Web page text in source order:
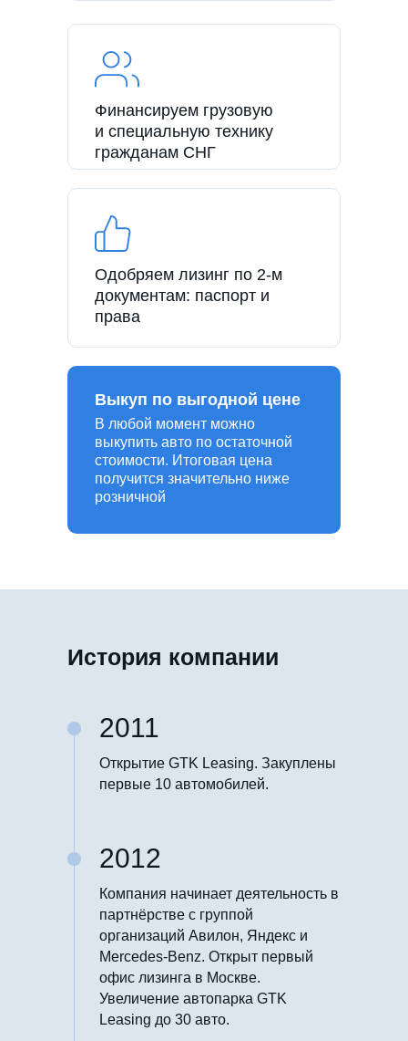
Финансируем грузовую
и специальную технику
гражданам СНГ
Одобряем лизинг по 2-м
документам: паспорт и
права
В любой момент можно
выкупить авто по остаточной
стоимости. Итоговая цена
получится значительно ниже
розничной
Выкуп по выгодной цене
История компании
2011
Открытие GTK Leasing. Закуплены
первые 10 автомобилей.
2012
Компания начинает деятельность в
партнёрстве с группой
организаций Авилон, Яндекс и
Mercedes-Benz. Открыт первый
офис лизинга в Москве.
Увеличение автопарка GTK
Leasing до 30 авто.